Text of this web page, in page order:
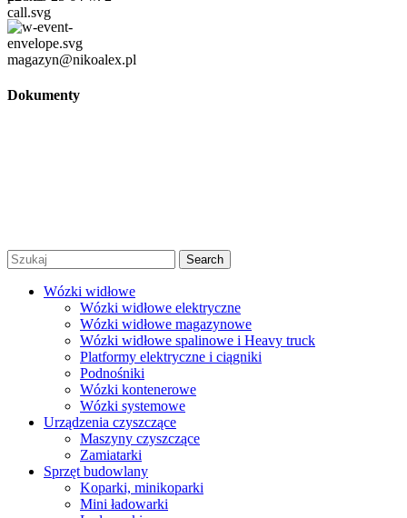
magazyn@nikoalex.pl
Dokumenty
Search
Wózki widłowe
Wózki widłowe elektryczne
Wózki widłowe magazynowe
Wózki widłowe spalinowe i Heavy truck
Platformy elektryczne i ciągniki
Podnośniki
Wózki kontenerowe
Wózki systemowe
Urządzenia czyszczące
Maszyny czyszczące
Zamiatarki
Sprzęt budowlany
Koparki, minikoparki
Mini ładowarki